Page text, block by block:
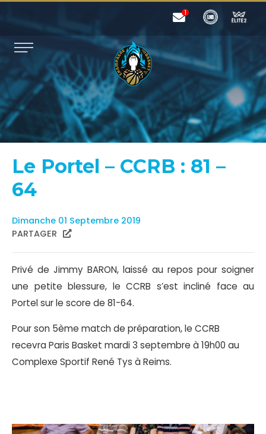
Le Portel – CCRB : 81 –
64
Dimanche 01 Septembre 2019
PARTAGER
Privé de Jimmy BARON, laissé au repos pour soigner
une petite blessure, le CCRB s’est incliné face au
Portel sur le score de 81-64.
Pour son 5ème match de préparation, le CCRB
recevra Paris Basket mardi 3 septembre à 19h00 au
Complexe Sportif René Tys à Reims.